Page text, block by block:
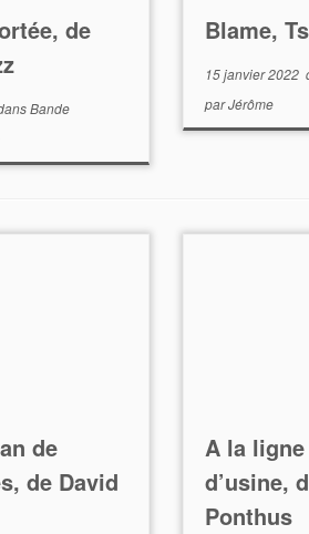
de
Bande
Blame,
15 janvier 2022
parJérôme
de
de David
A la
d’usine,
Ponthus